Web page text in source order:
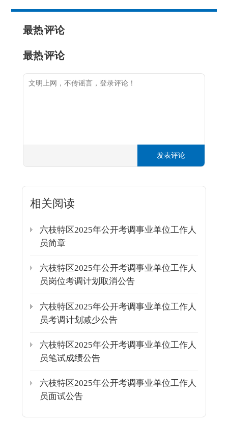
最热评论
最热评论
发表评论
相关阅读
六枝特区2025年公开考调事业单位工作人
员简章
六枝特区2025年公开考调事业单位工作人
员岗位考调计划取消公告
六枝特区2025年公开考调事业单位工作人
员考调计划减少公告
六枝特区2025年公开考调事业单位工作人
员笔试成绩公告
六枝特区2025年公开考调事业单位工作人
员面试公告